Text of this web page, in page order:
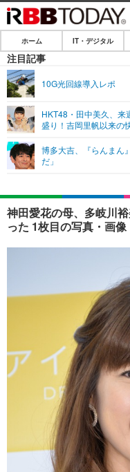
ホーム
IT・デジタル
ネタ
ショッピング
SPEED TEST
エンタメ
エンタメTOP
音楽
ライフ
ライフTOP
ペット
その他
リリース一覧
プッシュ通知の停止方法
ホーム IT・デジタル
注目記事
10G光回線導入レポ
HKT48・田中美久、来
盛り！吉岡里帆以来の
博多大吉、『らんまん
だ」
神田愛花の母、多岐川
った 1枚目の写真・画像